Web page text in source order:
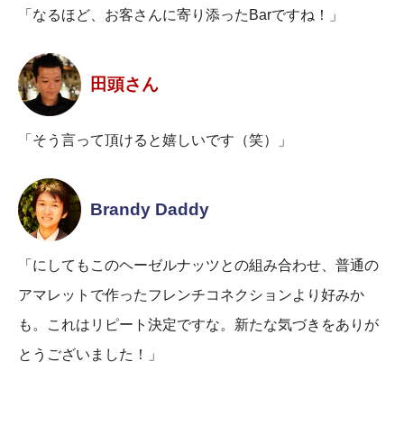
「なるほど、お客さんに寄り添ったBarですね！」
田頭さん
「そう言って頂けると嬉しいです（笑）」
Brandy Daddy
「にしてもこのヘーゼルナッツとの組み合わせ、普通の
アマレットで作ったフレンチコネクションより好みか
も。これはリピート決定ですな。新たな気づきをありが
とうございました！」